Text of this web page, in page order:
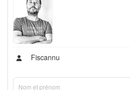
Fiscannu